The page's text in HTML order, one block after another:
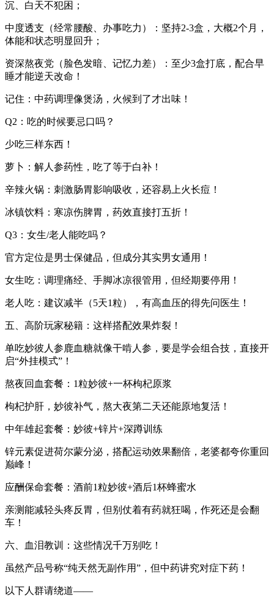
沉、白天不犯困；
中度透支（经常腰酸、办事吃力）：坚持2-3盒，大概2个月，
体能和状态明显回升；
资深熬夜党（脸色发暗、记忆力差）：至少3盒打底，配合早
睡才能逆天改命！
记住：中药调理像煲汤，火候到了才出味！‌
Q2：吃的时候要忌口吗？‌
少吃三样东西！
萝卜‌：解人参药性，吃了等于白补！
辛辣火锅‌：刺激肠胃影响吸收，还容易上火长痘！
冰镇饮料‌：寒凉伤脾胃，药效直接打五折！
Q3：女生/老人能吃吗？‌
官方定位是男士保健品，但成分其实男女通用！
女生吃：调理痛经、手脚冰凉很管用，但经期要停用！
老人吃：建议减半（5天1粒），有高血压的得先问医生！
五、高阶玩家秘籍：这样搭配效果炸裂！‌
单吃妙彼人参鹿血糖就像干啃人参，要是学会组合技，直接开
启“外挂模式”！
熬夜回血套餐‌：1粒妙彼+一杯枸杞原浆
枸杞护肝，妙彼补气，熬大夜第二天还能原地复活！
中年雄起套餐‌：妙彼+锌片+深蹲训练
锌元素促进荷尔蒙分泌，搭配运动效果翻倍，老婆都夸你重回
巅峰！
应酬保命套餐‌：酒前1粒妙彼+酒后1杯蜂蜜水
亲测能减轻头疼反胃，但别仗着有药就狂喝，作死还是会翻
车！
六、血泪教训：这些情况千万别吃！‌
虽然产品号称“纯天然无副作用”，但中药讲究对症下药！
以下人群请绕道——‌